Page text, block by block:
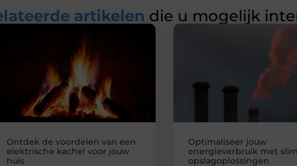
artikelen die u mogelijk
Ontdek de voordelen van een
elektrische kachel voor jouw
huis
Optimaliseer jouw
energieverbruik met
opslagoplossingen